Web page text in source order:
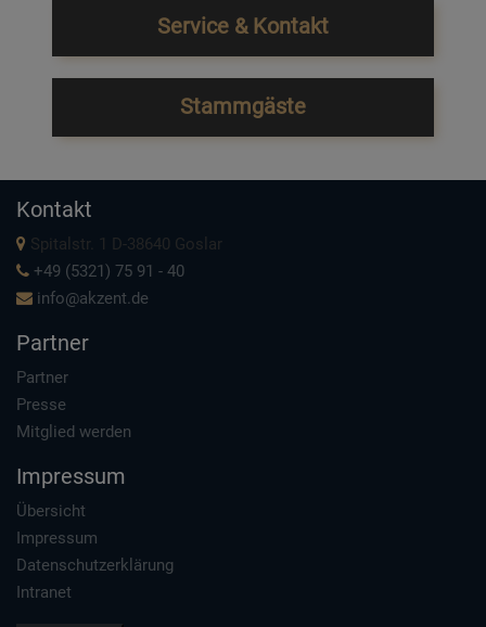
Service & Kontakt
Stammgäste
Kontakt
Spitalstr. 1 D-38640 Goslar
+49 (5321) 75 91 - 40
info@akzent.de
Partner
Partner
Presse
Mitglied werden
Impressum
Übersicht
Impressum
Datenschutzerklärung
Intranet